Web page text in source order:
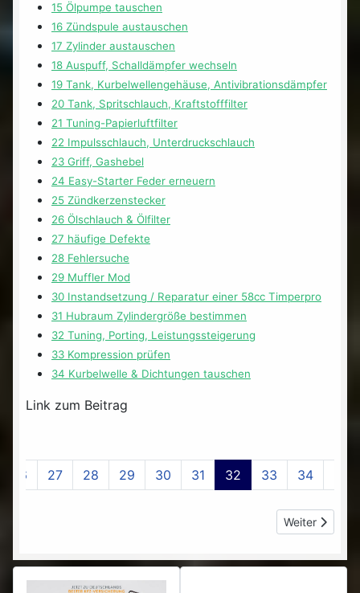
15 Ölpumpe tauschen
16 Zündspule austauschen
17 Zylinder austauschen
18 Auspuff, Schalldämpfer wechseln
19 Tank, Kurbelwellengehäuse, Antivibrationsdämpfer
20 Tank, Spritschlauch, Kraftstofffilter
21 Tuning-Papierluftfilter
22 Impulsschlauch, Unterdruckschlauch
23 Griff, Gashebel
24 Easy-Starter Feder erneuern
25 Zündkerzenstecker
26 Ölschlauch & Ölfilter
27 häufige Defekte
28 Fehlersuche
29 Muffler Mod
30 Instandsetzung / Reparatur einer 58cc Timperpro
31 Hubraum Zylindergröße bestimmen
32 Tuning, Porting, Leistungssteigerung
33 Kompression prüfen
34 Kurbelwelle & Dichtungen tauschen
Link zum Beitrag
26 27 28 29 30 31 32 33 34
Nächster
Weiter